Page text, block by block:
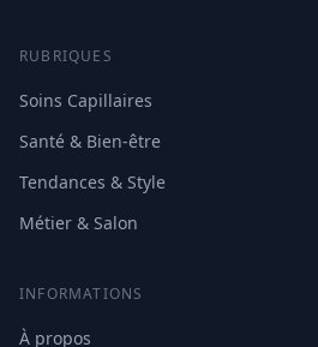
RUBRIQUES
Soins Capillaires
Santé & Bien-être
Tendances & Style
Métier & Salon
INFORMATIONS
À propos